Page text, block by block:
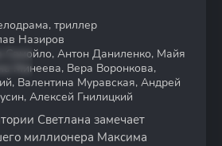
триллер
Назиров
Самойло, Антон Даниленко, Майя
Минеева, Вера Воронкова,
Валентина Муравская, Андрей
Алексей Гнилицкий
Светлана замечает
миллионера Максима